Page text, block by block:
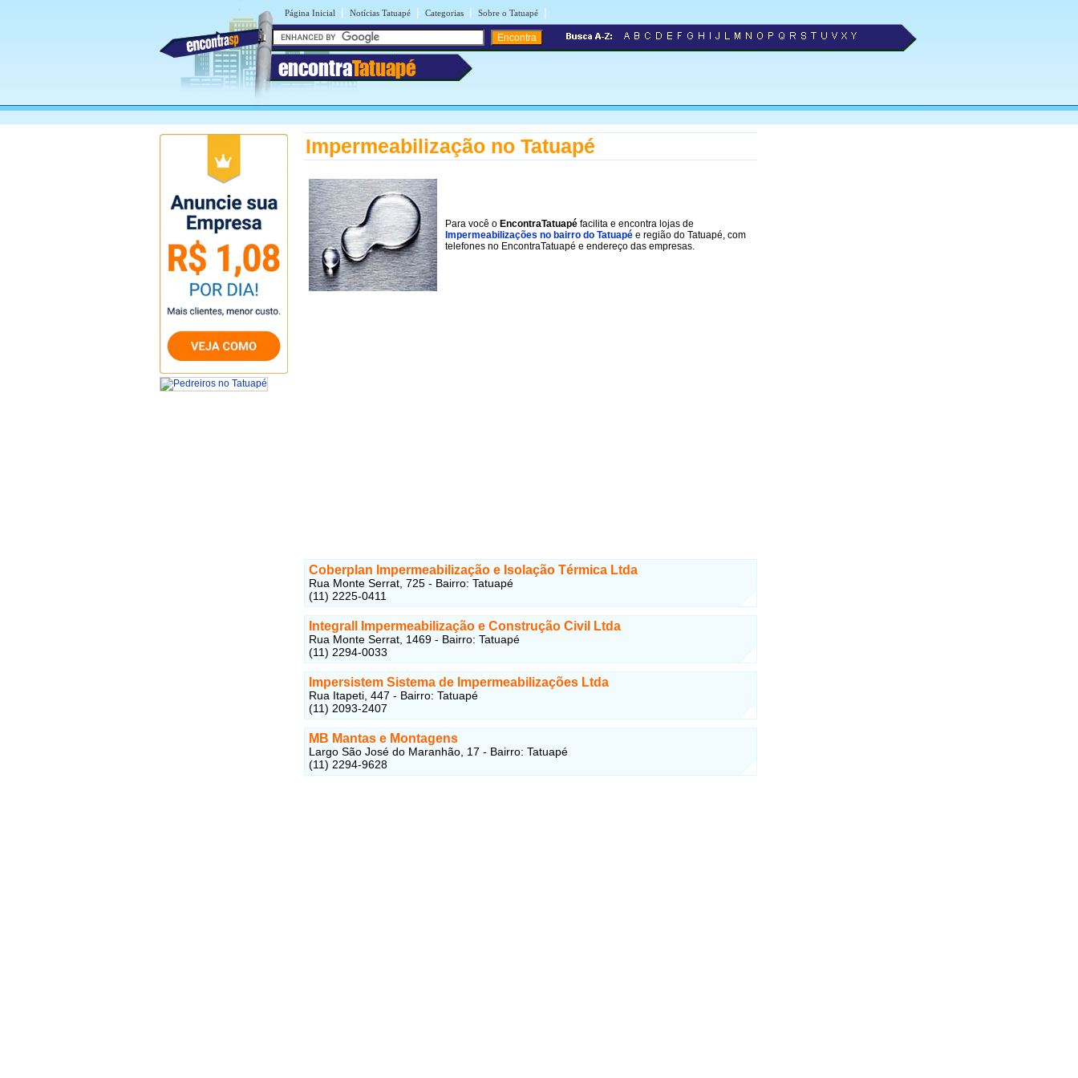
Página Inicial | Notícias Tatuapé | Categorias | Sobre o Tatuapé |
encontraTatuapé
Impermeabilização no Tatuapé
Para você o EncontraTatuapé facilita e encontra lojas de
Impermeabilizações no bairro do Tatuapé e região do Tatuapé, com
telefones no EncontraTatuapé e endereço das empresas.
Coberplan Impermeabilização e Isolação Térmica Ltda
Rua Monte Serrat, 725 - Bairro: Tatuapé
(11) 2225-0411
Integrall Impermeabilização e Construção Civil Ltda
Rua Monte Serrat, 1469 - Bairro: Tatuapé
(11) 2294-0033
Impersistem Sistema de Impermeabilizações Ltda
Rua Itapeti, 447 - Bairro: Tatuapé
(11) 2093-2407
MB Mantas e Montagens
Largo São José do Maranhão, 17 - Bairro: Tatuapé
(11) 2294-9628